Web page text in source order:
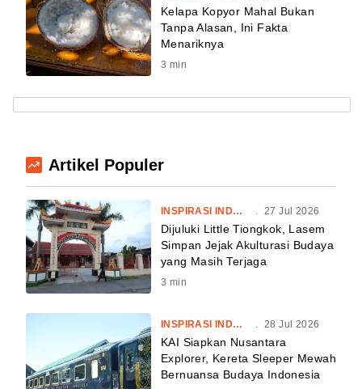
Kelapa Kopyor Mahal Bukan
Tanpa Alasan, Ini Fakta
Menariknya
3 min
Artikel Populer
INSPIRASI INDONESIA . 27 Jul 2026
Dijuluki Little Tiongkok, Lasem
Simpan Jejak Akulturasi Budaya
yang Masih Terjaga
3 min
INSPIRASI INDONESIA . 28 Jul 2026
KAI Siapkan Nusantara
Explorer, Kereta Sleeper Mewah
Bernuansa Budaya Indonesia